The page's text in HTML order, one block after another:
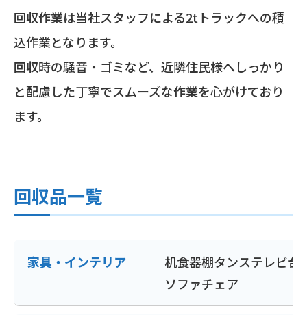
回収作業は当社スタッフによる2tトラックへの積
込作業となります。
回収時の騒音・ゴミなど、近隣住民様へしっかり
と配慮した丁寧でスムーズな作業を心がけており
ます。
回収品一覧
家具・インテリア 机食器棚タンステレビ台
ソファチェア